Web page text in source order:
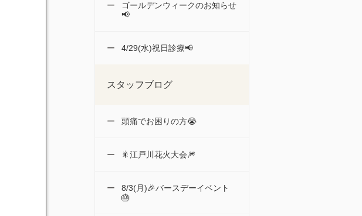
ゴールデンウィークのお知らせ
📢
4/29(水)祝日診療📢
スタッフブログ
頭痛でお困りの方😭
🎇江戸川花火大会🎆
8/3(月)🎉バースデーイベント
🎂